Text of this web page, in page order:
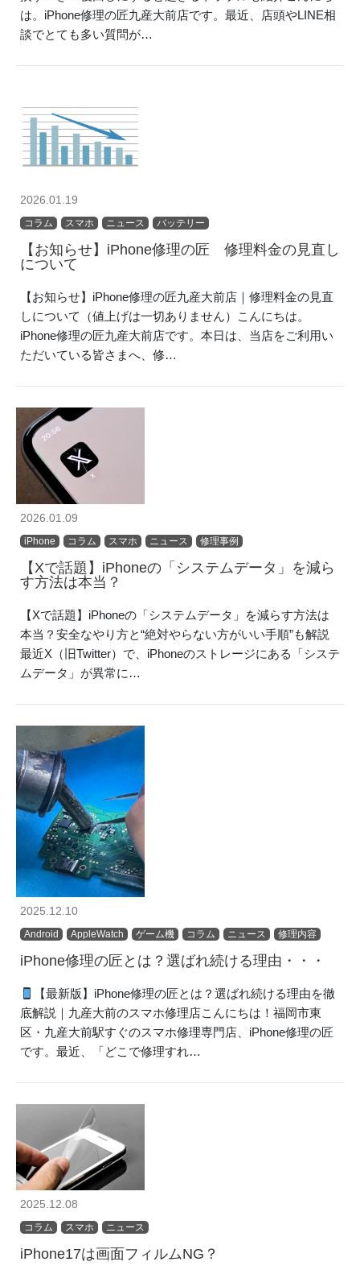
は。iPhone修理の匠九産大前店です。最近、店頭やLINE相
談でとても多い質問が…
2026.01.19
コラム スマホ ニュース バッテリー
【お知らせ】iPhone修理の匠 修理料金の見直し
について
【お知らせ】iPhone修理の匠九産大前店｜修理料金の見直
しについて（値上げは一切ありません）こんにちは。
iPhone修理の匠九産大前店です。本日は、当店をご利用い
ただいている皆さまへ、修…
2026.01.09
iPhone コラム スマホ ニュース 修理事例
【Xで話題】iPhoneの「システムデータ」を減ら
す方法は本当？
【Xで話題】iPhoneの「システムデータ」を減らす方法は
本当？安全なやり方と“絶対やらない方がいい手順”も解説
最近X（旧Twitter）で、iPhoneのストレージにある「システ
ムデータ」が異常に…
2025.12.10
Android AppleWatch ゲーム機 コラム ニュース 修理内容
iPhone修理の匠とは？選ばれ続ける理由・・・
【最新版】iPhone修理の匠とは？選ばれ続ける理由を徹
底解説｜九産大前のスマホ修理店こんにちは！福岡市東
区・九産大前駅すぐのスマホ修理専門店、iPhone修理の匠
です。最近、「どこで修理すれ…
2025.12.08
コラム スマホ ニュース
iPhone17は画面フィルムNG？